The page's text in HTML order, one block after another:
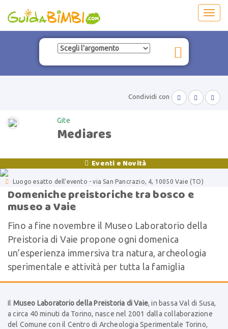
Condividi con   
Gite
Mediares
 Eventi e Novità
 Luogo esatto dell'evento - via San Pancrazio, 4, 10050 Vaie (TO)
Domeniche preistoriche tra bosco e
museo a Vaie
Fino a fine novembre il Museo Laboratorio della
Preistoria di Vaie propone ogni domenica
un’esperienza immersiva tra natura, archeologia
sperimentale e attività per tutta la famiglia
Il Museo Laboratorio della Preistoria di Vaie, in bassa Val di Susa,
a circa 40 minuti da Torino, nasce nel 2001 dalla collaborazione
del Comune con il Centro di Archeologia Sperimentale Torino,